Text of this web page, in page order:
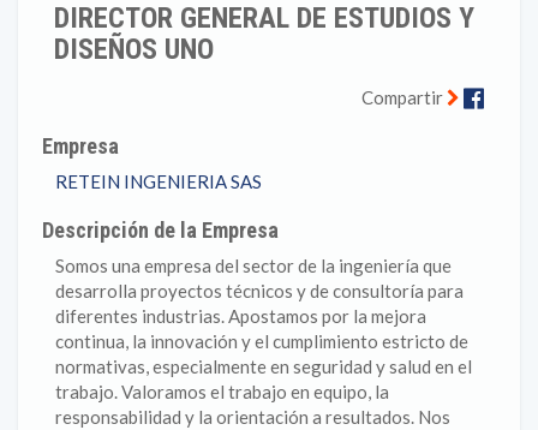
DIRECTOR GENERAL DE ESTUDIOS Y
DISEÑOS UNO
Compartir
Empresa
RETEIN INGENIERIA SAS
Descripción de la Empresa
Somos una empresa del sector de la ingeniería que
desarrolla proyectos técnicos y de consultoría para
diferentes industrias. Apostamos por la mejora
continua, la innovación y el cumplimiento estricto de
normativas, especialmente en seguridad y salud en el
trabajo. Valoramos el trabajo en equipo, la
responsabilidad y la orientación a resultados. Nos